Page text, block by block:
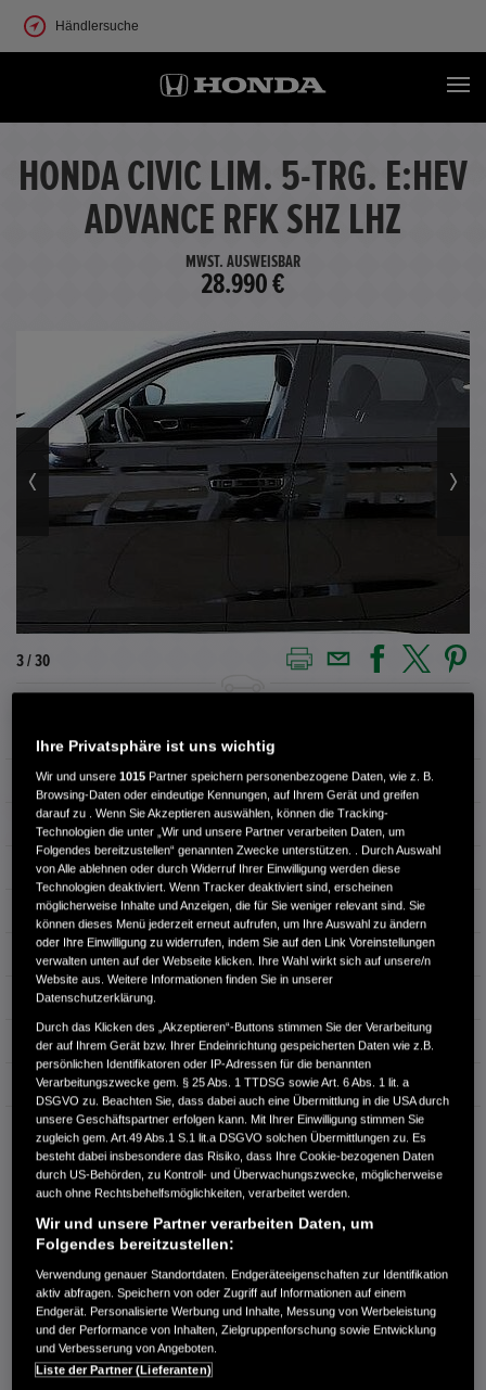
Händlersuche
HONDA CIVIC LIM. 5-TRG. E:HEV
ADVANCE RFK SHZ LHZ
MWST. AUSWEISBAR
28.990 €
3 / 30
Außenfarbe CRYSTAL BLACK P.
Kilometerstand 26.475 km
Kraftstoffart Benzin
Getriebe Automatik
Türen 4
Leistung 135 kW / 184 PS
Hubraum
Erstzulassung 11.2022
Bauart Limousine
AUTOHAUS GÖPEL GMBH
Halberstädter Straße 170
39112 Magdeburg
RUFEN SIE UNS AN:
+49 (0) 391/ 60 87 60
Route planen
Händlerbestand anzeigen
Dealer Website anzeigen
Händler kontaktieren
Ihre Privatsphäre ist uns wichtig
Wir und unsere1015 Partner speichern personenbezogene Daten, wie z. B.
Browsing-Daten oder eindeutige Kennungen, auf Ihrem Gerät und greifen
darauf zu . Wenn Sie Akzeptieren auswählen, können die Tracking-
Technologien die unter „Wir und unsere Partner verarbeiten Daten, um
Folgendes bereitzustellen“ genannten Zwecke unterstützen. . Durch Auswahl
von Alle ablehnen oder durch Widerruf Ihrer Einwilligung werden diese
Technologien deaktiviert. Wenn Tracker deaktiviert sind, erscheinen
möglicherweise Inhalte und Anzeigen, die für Sie weniger relevant sind. Sie
können dieses Menü jederzeit erneut aufrufen, um Ihre Auswahl zu ändern
oder Ihre Einwilligung zu widerrufen, indem Sie auf den Link Voreinstellungen
verwalten unten auf der Webseite klicken. Ihre Wahl wirkt sich auf unsere/n
Website aus. Weitere Informationen finden Sie in unserer
Datenschutzerklärung.
Durch das Klicken des „Akzeptieren“-Buttons stimmen Sie der Verarbeitung
der auf Ihrem Gerät bzw. Ihrer Endeinrichtung gespeicherten Daten wie z.B.
persönlichen Identifikatoren oder IP-Adressen für die benannten
Verarbeitungszwecke gem. § 25 Abs. 1 TTDSG sowie Art. 6 Abs. 1 lit. a
DSGVO zu. Beachten Sie, dass dabei auch eine Übermittlung in die USA durch
unsere Geschäftspartner erfolgen kann. Mit Ihrer Einwilligung stimmen Sie
zugleich gem. Art.49 Abs.1 S.1 lit.a DSGVO solchen Übermittlungen zu. Es
besteht dabei insbesondere das Risiko, dass Ihre Cookie-bezogenen Daten
durch US-Behörden, zu Kontroll- und Überwachungszwecke, möglicherweise
auch ohne Rechtsbehelfsmöglichkeiten, verarbeitet werden.
Wir und unsere Partner verarbeiten Daten, um
Folgendes bereitzustellen:
Verwendung genauer Standortdaten. Endgeräteeigenschaften zur Identifikation
aktiv abfragen. Speichern von oder Zugriff auf Informationen auf einem
Endgerät. Personalisierte Werbung und Inhalte, Messung von Werbeleistung
und der Performance von Inhalten, Zielgruppenforschung sowie Entwicklung
und Verbesserung von Angeboten.
Liste der Partner (Lieferanten)